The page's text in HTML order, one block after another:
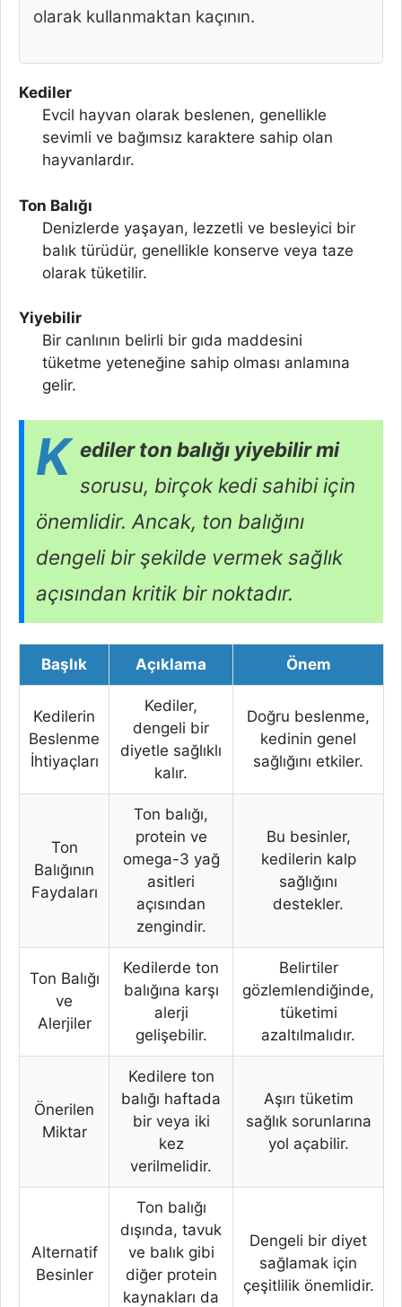
olarak kullanmaktan kaçının.
Kediler
Evcil hayvan olarak beslenen, genellikle
sevimli ve bağımsız karaktere sahip olan
hayvanlardır.
Ton Balığı
Denizlerde yaşayan, lezzetli ve besleyici bir
balık türüdür, genellikle konserve veya taze
olarak tüketilir.
Yiyebilir
Bir canlının belirli bir gıda maddesini
tüketme yeteneğine sahip olması anlamına
gelir.
K ediler ton balığı yiyebilir mi
sorusu, birçok kedi sahibi için
önemlidir. Ancak, ton balığını
dengeli bir şekilde vermek sağlık
açısından kritik bir noktadır.
Başlık Açıklama Önem
Kedilerin
Beslenme
İhtiyaçları
Kediler,
dengeli bir
diyetle sağlıklı
kalır.
Doğru beslenme,
kedinin genel
sağlığını etkiler.
Ton
Balığının
Faydaları
Ton balığı,
protein ve
omega-3 yağ
asitleri
açısından
zengindir.
Bu besinler,
kedilerin kalp
sağlığını
destekler.
Ton Balığı
ve
Alerjiler
Kedilerde ton
balığına karşı
alerji
gelişebilir.
Belirtiler
gözlemlendiğinde,
tüketimi
azaltılmalıdır.
Önerilen
Miktar
Kedilere ton
balığı haftada
bir veya iki
kez
verilmelidir.
Aşırı tüketim
sağlık sorunlarına
yol açabilir.
Alternatif
Besinler
Ton balığı
dışında, tavuk
ve balık gibi
diğer protein
kaynakları da
Dengeli bir diyet
sağlamak için
çeşitlilik önemlidir.